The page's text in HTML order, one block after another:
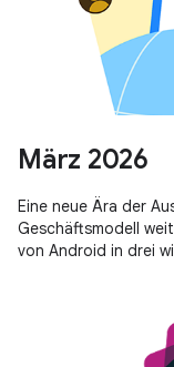
März 2026
Eine neue Ära der
Geschäftsmodell
von Android in drei